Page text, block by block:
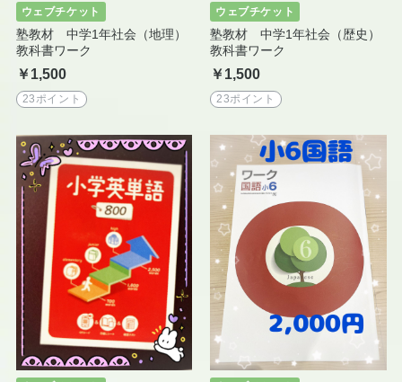
ウェブチケット
塾教材 中学1年社会（地理）
教科書ワーク
￥1,500
23ポイント
ウェブチケット
塾教材 中学1年社会（歴史）
教科書ワーク
￥1,500
23ポイント